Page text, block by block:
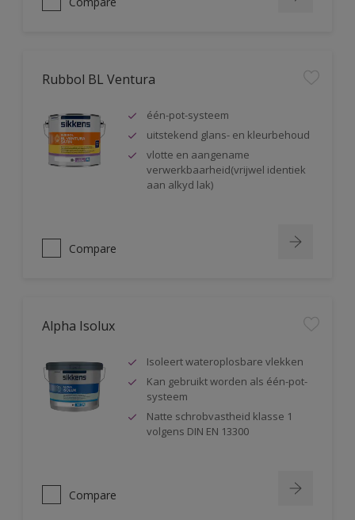
Rubbol BL Ventura
één-pot-systeem
uitstekend glans- en kleurbehoud
vlotte en aangename
verwerkbaarheid(vrijwel identiek
aan alkyd lak)
Compare
Alpha Isolux
Isoleert wateroplosbare vlekken
Kan gebruikt worden als één-pot-
systeem
Natte schrobvastheid klasse 1
volgens DIN EN 13300
Compare